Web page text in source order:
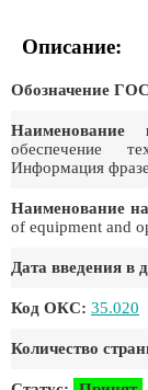
Описание:
Обозначение
обеспечение
Информация
Наименование
of equipment and
Дата введения в
Код ОКС: 35.020
Количество